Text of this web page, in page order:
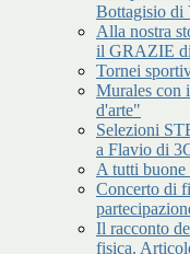
Bottagisio di
Alla nostra
il GRAZIE
Tornei
Murales con
d'arte"
Selezioni
a Flavio di
A tutti buone
Concerto di
Il racconto
fisica.